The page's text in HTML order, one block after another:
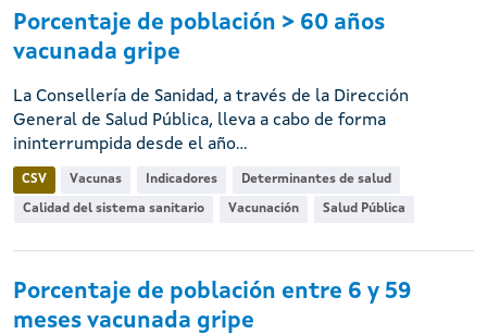
Porcentaje de población > 60 años
vacunada gripe
La Consellería de Sanidad, a través de la Dirección
General de Salud Pública, lleva a cabo de forma
ininterrumpida desde el año...
CSV Vacunas Indicadores Determinantes de salud
Calidad del sistema sanitario Vacunación Salud Pública
Porcentaje de población entre 6 y 59
meses vacunada gripe